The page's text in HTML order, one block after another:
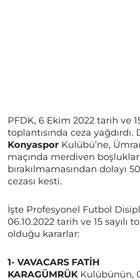
PFDK, 6 Ekim 2022 tarih ve 15
toplantısında ceza
Konyaspor Kulübü’ne,
maçında merdiven
bırakılmamasından dolayı
cezası kesti.
İşte Profesyonel Futbol
06.10.2022 tarih ve 15 sayılı
olduğu kararlar:
1- VAVACARS FATİH
KARAGÜMRÜK Kulübünün,